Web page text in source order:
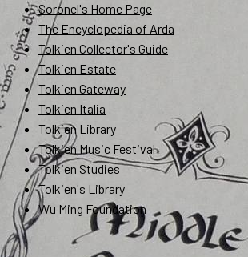
Soronel's Home Page
The Encyclopedia of Arda
Tolkien Collector's Guide
Tolkien Estate
Tolkien Gateway
Tolkien Italia
Tolkien Library
Tolkien Music Festival
Tolkien Studies
Tolkien's Library
Wu Ming Foundation